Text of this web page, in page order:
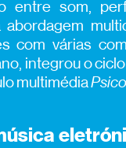
entre som,
com várias
integrou o
multimédia